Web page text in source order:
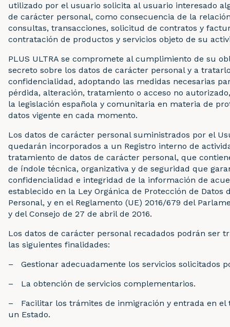
utilizado por el usuario solicita al usuario interesado
de carácter personal, como consecuencia de la
consultas, transacciones, solicitud de contratos y
contratación de productos y servicios objeto de su
PLUS ULTRA se compromete al cumplimiento de su
secreto sobre los datos de carácter personal y a
confidencialidad, adoptando las medidas necesarias
pérdida, alteración, tratamiento o acceso no
la legislación española y comunitaria en materia de
datos vigente en cada momento.
Los datos de carácter personal suministrados por el
quedarán incorporados a un Registro interno de
tratamiento de datos de carácter personal, que
de índole técnica, organizativa y de seguridad que
confidencialidad e integridad de la información de
establecido en la Ley Orgánica de Protección de Datos
Personal, y en el Reglamento (UE) 2016/679 del
y del Consejo de 27 de abril de 2016.
Los datos de carácter personal recadados podrán ser
las siguientes finalidades:
– Gestionar adecuadamente los servicios solicitados
– La obtención de servicios complementarios.
– Facilitar los trámites de inmigración y entrada en el
un Estado.